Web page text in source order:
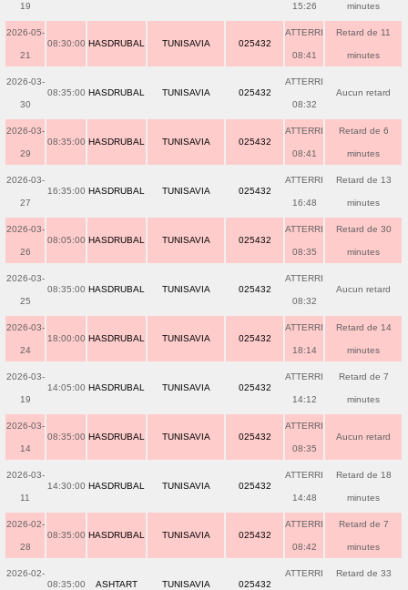
19 15:26 minutes
2026-05-
21
08:30:00 HASDRUBAL TUNISAVIA 025432
ATTERRI
08:41
Retard de 11
minutes
2026-03-
30
08:35:00 HASDRUBAL TUNISAVIA 025432
ATTERRI
08:32
Aucun retard
2026-03-
29
08:35:00 HASDRUBAL TUNISAVIA 025432
ATTERRI
08:41
Retard de 6
minutes
2026-03-
27
16:35:00 HASDRUBAL TUNISAVIA 025432
ATTERRI
16:48
Retard de 13
minutes
2026-03-
26
08:05:00 HASDRUBAL TUNISAVIA 025432
ATTERRI
08:35
Retard de 30
minutes
2026-03-
25
08:35:00 HASDRUBAL TUNISAVIA 025432
ATTERRI
08:32
Aucun retard
2026-03-
24
18:00:00 HASDRUBAL TUNISAVIA 025432
ATTERRI
18:14
Retard de 14
minutes
2026-03-
19
14:05:00 HASDRUBAL TUNISAVIA 025432
ATTERRI
14:12
Retard de 7
minutes
2026-03-
14
08:35:00 HASDRUBAL TUNISAVIA 025432
ATTERRI
08:35
Aucun retard
2026-03-
11
14:30:00 HASDRUBAL TUNISAVIA 025432
ATTERRI
14:48
Retard de 18
minutes
2026-02-
28
08:35:00 HASDRUBAL TUNISAVIA 025432
ATTERRI
08:42
Retard de 7
minutes
2026-02-
08:35:00 ASHTART TUNISAVIA 025432
ATTERRI Retard de 33